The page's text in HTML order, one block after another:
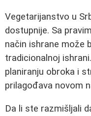
Vegetarijanstvo u
dostupnije. Sa
način ishrane može
tradicionalnoj
planiranju obroka i
prilagođava novom
Da li ste razmišljali